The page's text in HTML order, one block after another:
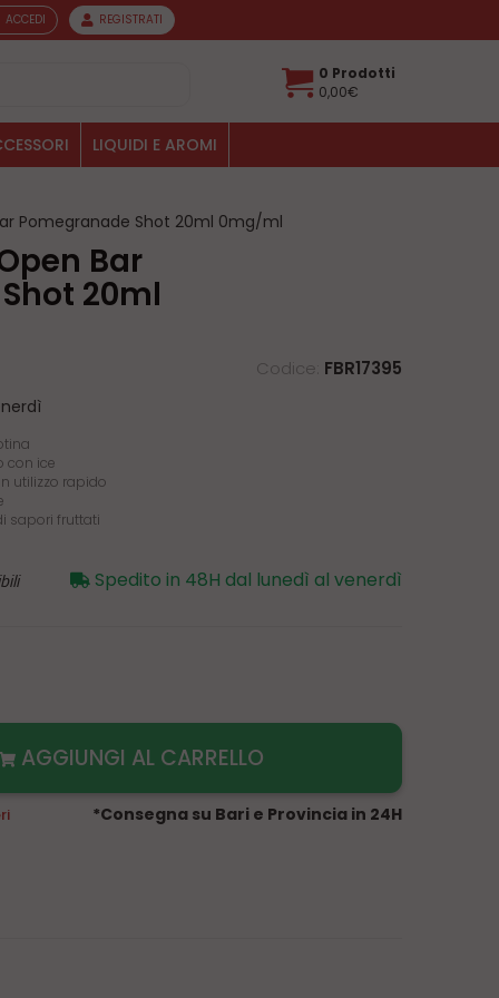
ACCEDI REGISTRATI
0 Prodotti
0,00€
LIQUIDI E AROMI
Pomegranade Shot 20ml 0mg/ml
20ml
Codice: FBR17395
con ice
utilizzo rapido
sapori fruttati
Spedito in 48H dal lunedì al venerdì
AGGIUNGI AL CARRELLO
*Consegna su Bari e Provincia in 24H